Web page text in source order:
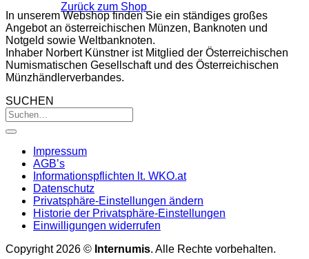
Zurück zum Shop
In unserem Webshop finden Sie ein ständiges großes
Angebot an österreichischen Münzen, Banknoten und
Notgeld sowie Weltbanknoten.
Inhaber Norbert Künstner ist Mitglied der Österreichischen
Numismatischen Gesellschaft und des Österreichischen
Münzhändlerverbandes.
SUCHEN
Impressum
AGB’s
Informationspflichten lt. WKO.at
Datenschutz
Privatsphäre-Einstellungen ändern
Historie der Privatsphäre-Einstellungen
Einwilligungen widerrufen
Copyright 2026 © Internumis. Alle Rechte vorbehalten.